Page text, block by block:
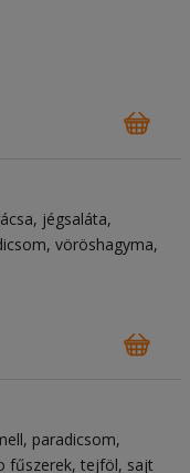
jégsaláta
vöröshagyma
paradicsom
fűszerek tejföl sajt